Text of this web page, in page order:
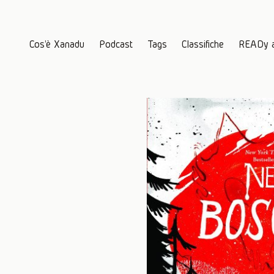
Cos'è Xanadu Podcast Tags Classifiche READy